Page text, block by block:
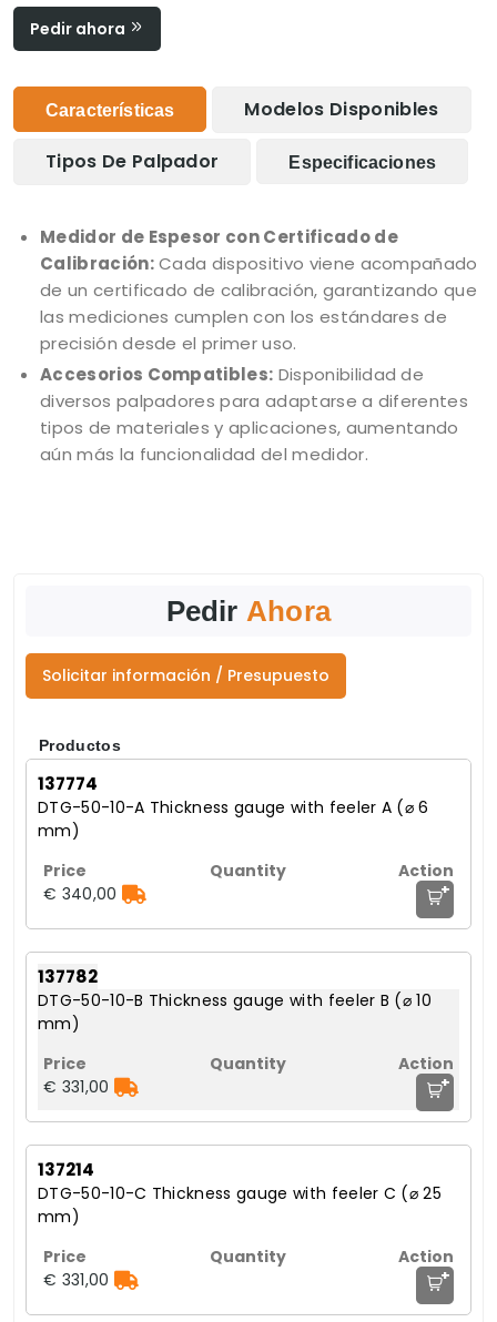
Pedir ahora
Características Modelos Disponibles
Tipos De Palpador Especificaciones
Medidor de Espesor con Certificado de
Calibración:Cada dispositivo viene acompañado
de un certificado de calibración, garantizando que
las mediciones cumplen con los estándares de
precisión desde el primer uso.
Accesorios Compatibles: Disponibilidad de
diversos palpadores para adaptarse a diferentes
tipos de materiales y aplicaciones, aumentando
aún más la funcionalidad del medidor.
Pedir Ahora
Solicitar información / Presupuesto
Productos
137774
DTG-50-10-A Thickness gauge with feeler A (⌀ 6
mm)
€ 340,00 +
137782
DTG-50-10-B Thickness gauge with feeler B (⌀ 10
mm)
€ 331,00 +
137214
DTG-50-10-C Thickness gauge with feeler C (⌀ 25
mm)
€ 331,00 +